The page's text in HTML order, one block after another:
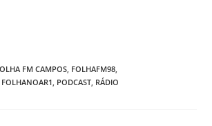
FM CAMPOS FOLHAFM98
FOLHANOAR1 PODCAST RÁDIO